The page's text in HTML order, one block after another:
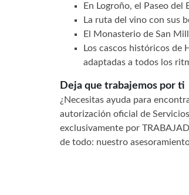
En Logroño, el Paseo
La ruta del vino con sus
El Monasterio de San
Los cascos históricos de
adaptadas a todos los
Deja que trabajemos por ti
¿Necesitas ayuda para
autorización oficial de
exclusivamente por
de todo: nuestro